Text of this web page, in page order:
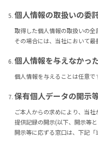
個人情報の取扱いの委
取得した個人情報の取扱いの全
その場合には、当社において最
個人情報を与えなかっ
個人情報を与えることは任意で
保有個人データの開示
ご本人からの求めにより、当
提供記録の開示(以下、開示等と
開示等に応ずる窓口は、下記「